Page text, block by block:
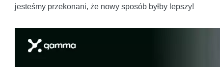
jesteśmy przekonani, że nowy sposób byłby lepszy!